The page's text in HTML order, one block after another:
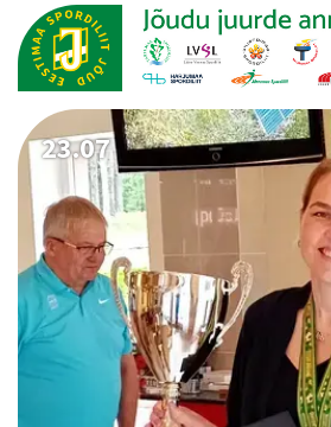
26.05